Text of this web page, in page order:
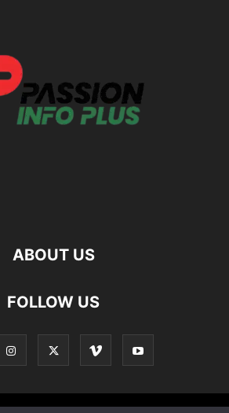
ABOUT US
FOLLOW US